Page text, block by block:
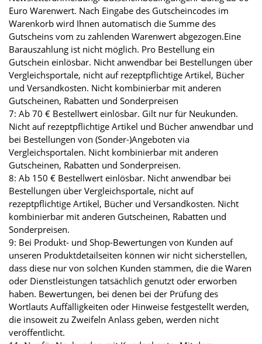
Euro Warenwert. Nach Eingabe des Gutscheincodes im
Warenkorb wird Ihnen automatisch die Summe des
Gutscheins vom zu zahlenden Warenwert abgezogen.Eine
Barauszahlung ist nicht möglich. Pro Bestellung ein
Gutschein einlösbar. Nicht anwendbar bei Bestellungen über
Vergleichsportale, nicht auf rezeptpflichtige Artikel, Bücher
und Versandkosten. Nicht kombinierbar mit anderen
Gutscheinen, Rabatten und Sonderpreisen
7: Ab 70 € Bestellwert einlösbar. Gilt nur für Neukunden.
Nicht auf rezeptpflichtige Artikel und Bücher anwendbar und
bei Bestellungen von (Sonder-)Angeboten via
Vergleichsportalen. Nicht kombinierbar mit anderen
Gutscheinen, Rabatten und Sonderpreisen.
8: Ab 150 € Bestellwert einlösbar. Nicht anwendbar bei
Bestellungen über Vergleichsportale, nicht auf
rezeptpflichtige Artikel, Bücher und Versandkosten. Nicht
kombinierbar mit anderen Gutscheinen, Rabatten und
Sonderpreisen.
9: Bei Produkt- und Shop-Bewertungen von Kunden auf
unseren Produktdetailseiten können wir nicht sicherstellen,
dass diese nur von solchen Kunden stammen, die die Waren
oder Dienstleistungen tatsächlich genutzt oder erworben
haben. Bewertungen, bei denen bei der Prüfung des
Wortlauts Auffälligkeiten oder Hinweise festgestellt werden,
die insoweit zu Zweifeln Anlass geben, werden nicht
veröffentlicht.